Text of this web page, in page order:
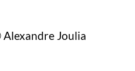
Joulia